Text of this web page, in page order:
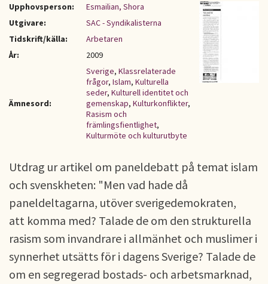
Upphovsperson:
Esmailian, Shora
Utgivare:
SAC - Syndikalisterna
Tidskrift/källa:
Arbetaren
År:
2009
Ämnesord:
Sverige, Klassrelaterade
frågor, Islam, Kulturella
seder, Kulturell identitet och
gemenskap, Kulturkonflikter,
Rasism och
främlingsfientlighet,
Kulturmöte och kulturutbyte
Utdrag ur artikel om paneldebatt på temat islam
och svenskheten: "Men vad hade då
paneldeltagarna, utöver sverigedemokraten,
att komma med? Talade de om den strukturella
rasism som invandrare i allmänhet och muslimer i
synnerhet utsätts för i dagens Sverige? Talade de
om en segregerad bostads- och arbetsmarknad,